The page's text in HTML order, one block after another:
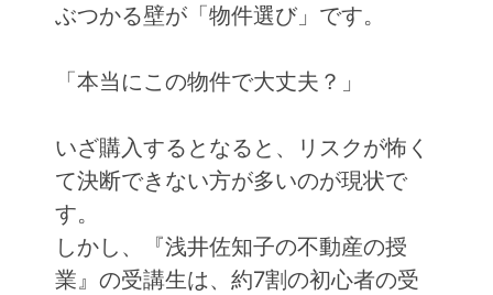
ぶつかる壁が「物件選び」です。
「本当にこの物件で大丈夫？」
いざ購入するとなると、リスクが怖く
て決断できない方が多いのが現状で
す。
しかし、『浅井佐知子の不動産の授
業』の受講生は、約7割の初心者の受